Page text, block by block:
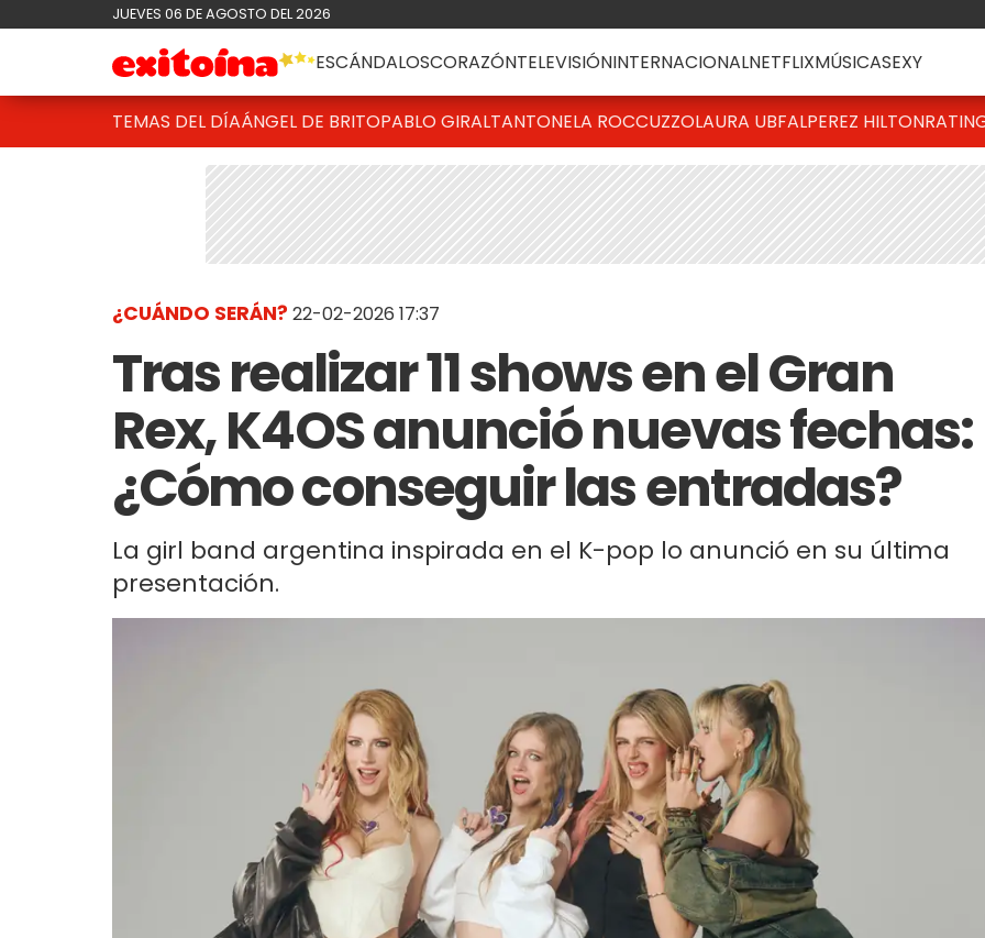
JUEVES 06 DE AGOSTO DEL 2026
ESCÁNDALOSCORAZÓNTELEVISIÓNINTERNACIONALNETFLIXMÚSICASEXY
TEMAS DEL DÍAÁNGEL DE BRITOPABLO GIRALTANTONELA ROCCUZZOLAURA UBFALPEREZ HILTON
¿CUÁNDO SERÁN? 22-02-2026 17:37
Tras realizar 11 shows en el Gran
Rex, K4OS anunció nuevas fechas:
¿Cómo conseguir las entradas?
La girl band argentina inspirada en el K-pop lo anunció en su última
presentación.